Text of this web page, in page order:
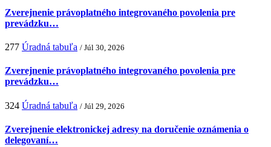
Zverejnenie právoplatného integrovaného povolenia pre
prevádzku…
277 Úradná tabuľa / Júl 30, 2026
Zverejnenie právoplatného integrovaného povolenia pre
prevádzku…
324 Úradná tabuľa / Júl 29, 2026
Zverejnenie elektronickej adresy na doručenie oznámenia o
delegovaní…